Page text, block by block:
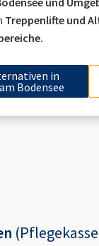
Treppenlifte und
in
Bodensee